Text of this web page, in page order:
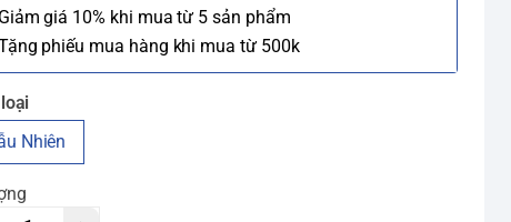
giá 10% khi mua từ 5 sản phẩm
phiếu mua hàng khi mua từ 500k
Nhiên